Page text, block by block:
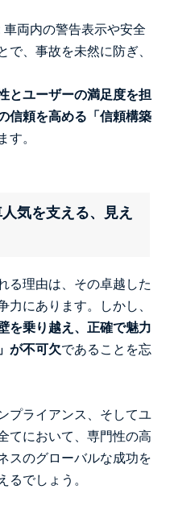
車両内の警告表示や安全
で、事故を未然に防ぎ、
とユーザーの満足度を担
信頼を高める「信頼構築
す。
気を支える、見え
る理由は、その卓越した
力にあります。しかし、
を乗り越え、正確で魅力
が不可欠であることを忘
プライアンス、そしてユ
てにおいて、専門性の高
スのグローバルな成功を
るでしょう。